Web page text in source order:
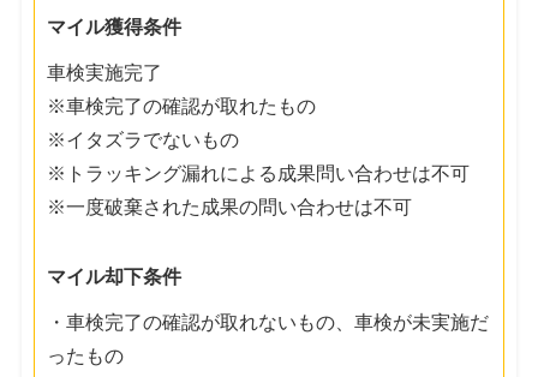
マイル獲得条件
車検実施完了
※車検完了の確認が取れたもの
※イタズラでないもの
※トラッキング漏れによる成果問い合わせは不可
※一度破棄された成果の問い合わせは不可
マイル却下条件
・車検完了の確認が取れないもの、車検が未実施だ
ったもの